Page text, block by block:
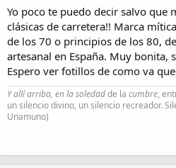
:
Yo poco te puedo decir salvo que
clásicas de carretera!! Marca
de los 70 o principios de los 80,
artesanal en España. Muy bonita,
Espero ver fotillos de como va
Y allí arriba, en la soledadde la cumbre,
un silencio divino, un silencio recreador.
Unamuno)